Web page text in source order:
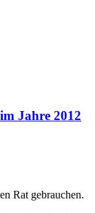
Jahre 2012
Rat gebrauchen.